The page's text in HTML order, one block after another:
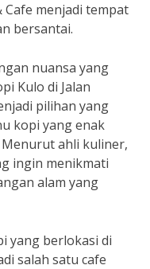
menjadi tempat
bersantai.
nuansa yang
Kulo di Jalan
pilihan yang
kopi yang enak
ahli kuliner,
ingin menikmati
alam yang
yang berlokasi di
salah satu cafe